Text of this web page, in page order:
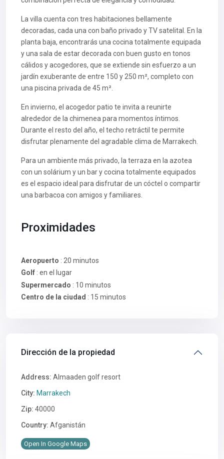
La villa cuenta con tres habitaciones bellamente
decoradas, cada una con baño privado y TV satelital. En la
planta baja, encontrarás una cocina totalmente equipada
y una sala de estar decorada con buen gusto en tonos
cálidos y acogedores, que se extiende sin esfuerzo a un
jardín exuberante de entre 150 y 250 m², completo con
una piscina privada de 45 m².
En invierno, el acogedor patio te invita a reunirte
alrededor de la chimenea para momentos íntimos.
Durante el resto del año, el techo retráctil te permite
disfrutar plenamente del agradable clima de Marrakech.
Para un ambiente más privado, la terraza en la azotea
con un solárium y un bar y cocina totalmente equipados
es el espacio ideal para disfrutar de un cóctel o compartir
una barbacoa con amigos y familiares.
Proximidades
Aeropuerto : 20 minutos
Golf : en el lugar
Supermercado : 10 minutos
Centro de la ciudad : 15 minutos
Dirección de la propiedad
Address: Almaaden golf resort
City: Marrakech
Zip: 40000
Country: Afganistán
Open In Google Maps